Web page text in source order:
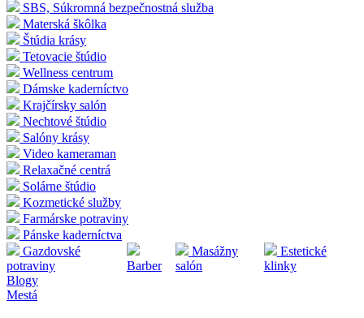
SBS, Súkromná bezpečnostná služba
Materská škôlka
Štúdia krásy
Tetovacie štúdio
Wellness centrum
Dámske kaderníctvo
Krajčírsky salón
Nechtové štúdio
Salóny krásy
Video kameraman
Relaxačné centrá
Solárne štúdio
Kozmetické služby
Farmárske potraviny
Pánske kaderníctva
Gazdovské
potraviny
Barber
Masážny
salón
Estetické
klinky
Blogy
Mestá